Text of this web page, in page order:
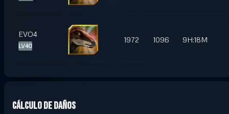
EVO4
LV40
1972 1096 9H:18M
Cálculo de daños